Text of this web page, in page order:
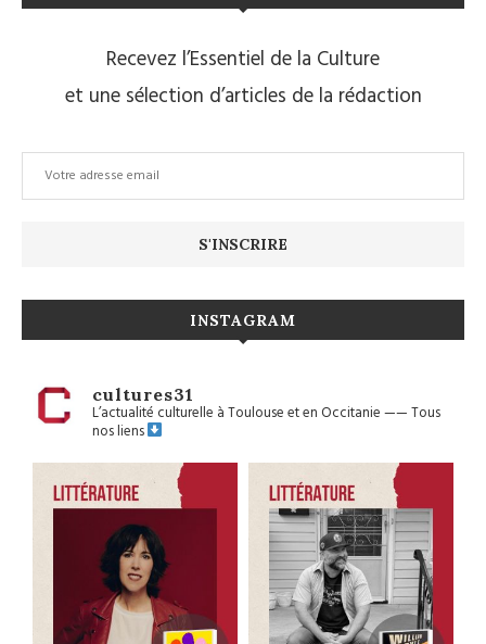
Recevez l’Essentiel de la Culture
et une sélection d’articles de la rédaction
INSTAGRAM
cultures31
L’actualité culturelle à Toulouse et en Occitanie——Tous
nos liens